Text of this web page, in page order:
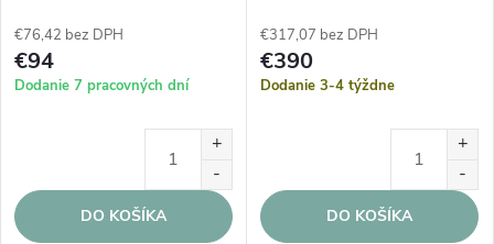
€76,42 bez DPH
€94
Dodanie 7 pracovných dní
DO KOŠÍKA
€317,07 bez DPH
€390
Dodanie 3-4 týždne
DO KOŠÍKA